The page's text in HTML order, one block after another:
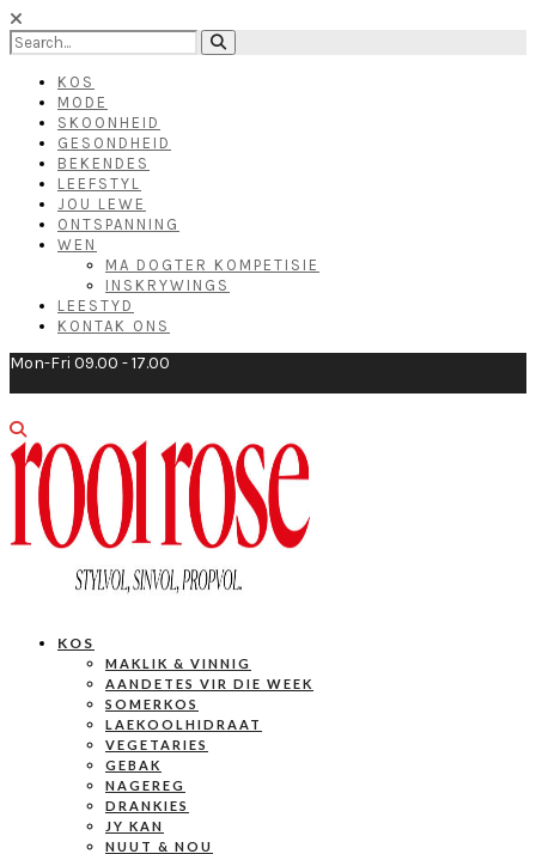
KOS
MODE
SKOONHEID
GESONDHEID
BEKENDES
LEEFSTYL
JOU LEWE
ONTSPANNING
WEN
MA DOGTER KOMPETISIE
INSKRYWINGS
LEESTYD
KONTAK ONS
Mon-Fri 09.00 - 17.00
KOS
MAKLIK & VINNIG
AANDETES VIR DIE WEEK
SOMERKOS
LAEKOOLHIDRAAT
VEGETARIES
GEBAK
NAGEREG
DRANKIES
JY KAN
NUUT & NOU